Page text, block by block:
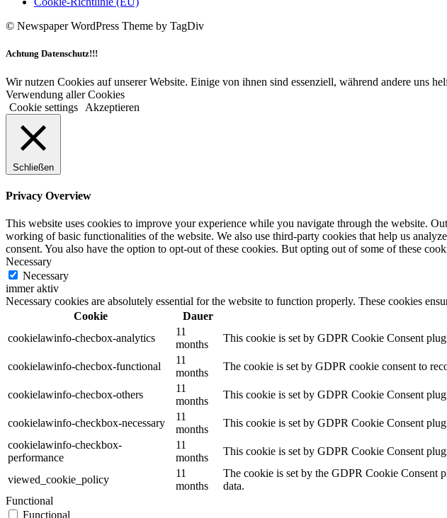
© Newspaper WordPress Theme by TagDiv
Achtung Datenschutz!!!
Wir nutzen Cookies auf unserer Website. Einige von ihnen sind essenziell, während andere uns
Verwendung aller Cookies
Cookie settings
Akzeptieren
Schließen
Privacy Overview
This website uses cookies to improve your experience while you navigate through the website.
working of basic functionalities of the website. We also use third-party cookies that help us
consent. You also have the option to opt-out of these cookies. But opting out of some of these
Necessary
Necessary
immer aktiv
Necessary cookies are absolutely essential for the website to function properly. These cookies
Cookie
Dauer
cookielawinfo-checbox-analytics
11
months
This cookie is set by GDPR Cookie Consent
cookielawinfo-checbox-functional
11
months
The cookie is set by GDPR cookie consent to
cookielawinfo-checbox-others
11
months
This cookie is set by GDPR Cookie Consent
cookielawinfo-checkbox-necessary
11
months
This cookie is set by GDPR Cookie Consent
cookielawinfo-checkbox-
performance
11
months
This cookie is set by GDPR Cookie Consent
viewed_cookie_policy
11
months
The cookie is set by the GDPR Cookie Consent
data.
Functional
Functional